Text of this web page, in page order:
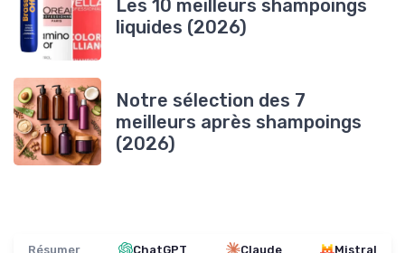
Les 10 meilleurs shampoings
liquides (2026)
Notre sélection des 7
meilleurs après shampoings
(2026)
Résumer ChatGPT Claude Mistral